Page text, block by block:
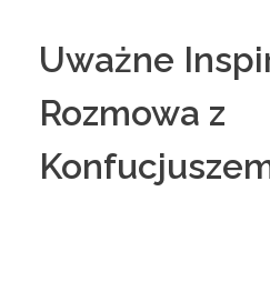
Uważne
Rozmowa z